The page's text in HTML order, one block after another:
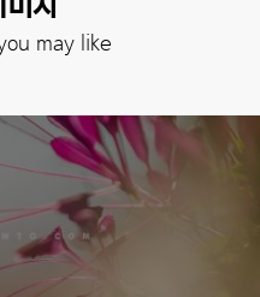
지
may like